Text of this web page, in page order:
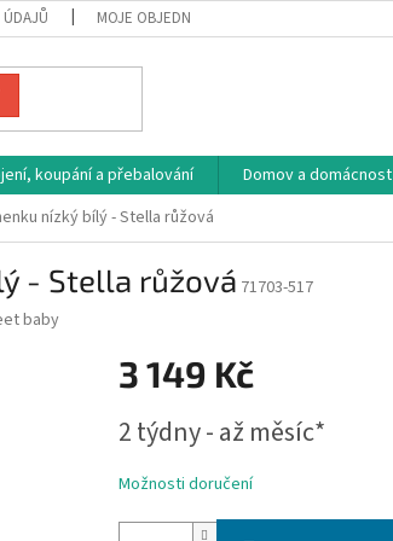
MOJE OBJEDNÁVKA
koupání a přebalování Domov a domácnost
nízký bílý - Stella růžová
- Stella růžová 71703-517
baby
3 149 Kč
cena:
2 týdny - až měsíc*
Možnosti doručení